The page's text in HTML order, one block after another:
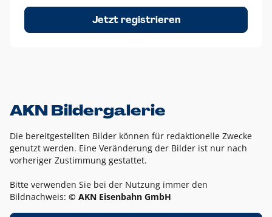
Um das Logo herum muss ein Schutzraum von jeweils einer
Höhe bzw. Breite des N aus AKN in alle Richtungen
Jetzt registrieren
AKN Bildergalerie
Die bereitgestellten Bilder können für redaktionelle Zwecke
genutzt werden. Eine Veränderung der Bilder ist nur nach
vorheriger Zustimmung gestattet.
Bitte verwenden Sie bei der Nutzung immer den
Bildnachweis: © AKN Eisenbahn GmbH